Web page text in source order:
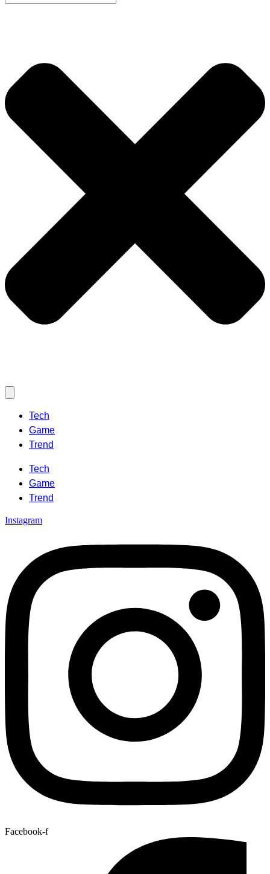
Tech
Game
Trend
Tech
Game
Trend
Instagram
Facebook-f